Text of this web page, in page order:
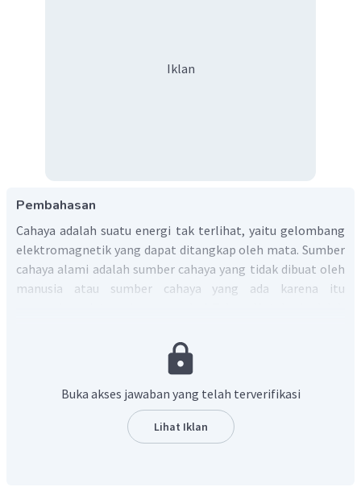
Iklan
Pembahasan
Cahaya adalah suatu energi tak terlihat, yaitu gelombang
elektromagnetik yang dapat ditangkap oleh mata. Sumber
cahaya alami adalah sumber cahaya yang tidak dibuat oleh
manusia atau sumber cahaya yang ada karena itu
Dengan demikian, cahaya adalah suatu energi tak
kunang-kunang.
Buka akses jawaban yang telah terverifikasi
Lihat Iklan